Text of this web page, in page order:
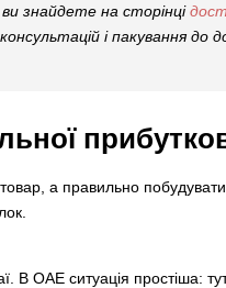
знайдете на сторінці
і пакування до
а правильно
В ОАЕ ситуація простіша: